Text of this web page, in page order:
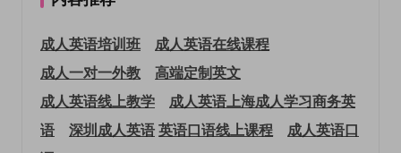
成人英语培训班
成人英语在线课程
成人一对一外教
高端定制英文
成人英语线上教学
成人英语上海成人学习商务英
语
深圳成人英语英语口语线上课程
成人英语口